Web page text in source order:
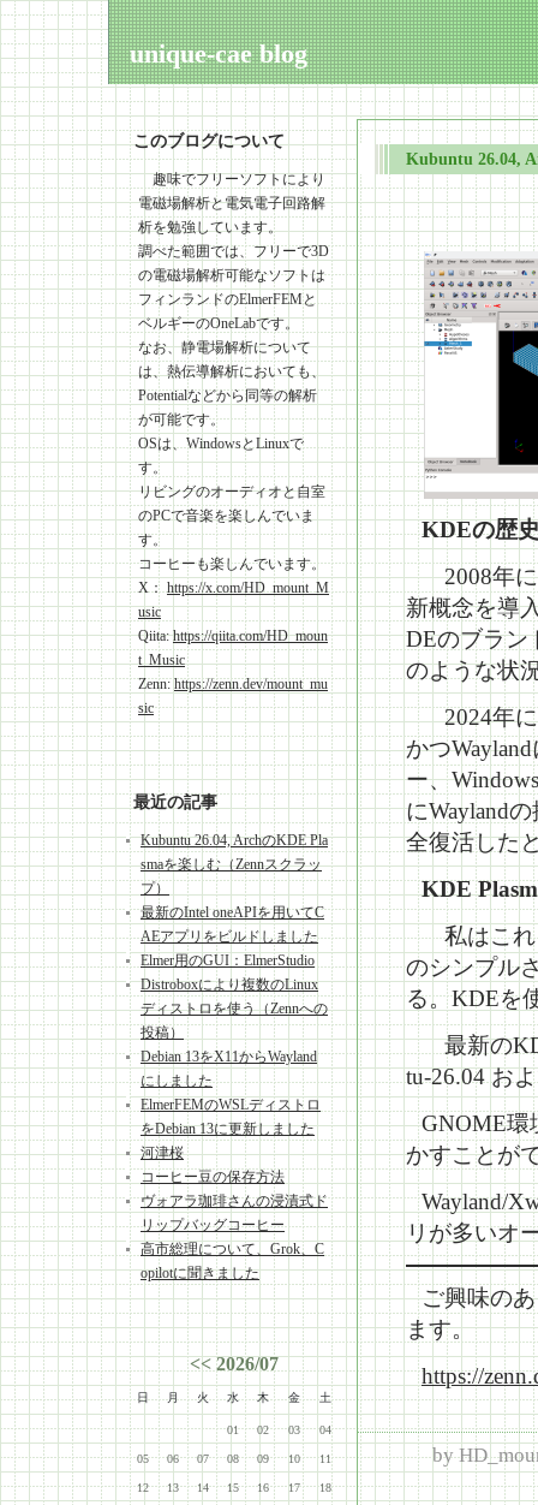
unique-cae blog
このブログについて
趣味でフリーソフトにより
電磁場解析と電気電子回路解
析を勉強しています。
調べた範囲では、フリーで3D
の電磁場解析可能なソフトは
フィンランドのElmerFEMと
ベルギーのOneLabです。
なお、静電場解析について
は、熱伝導解析においても、
Potentialなどから同等の解析
が可能です。
OSは、WindowsとLinuxで
す。
リビングのオーディオと自室
のPCで音楽を楽しんでいま
す。
コーヒーも楽しんでいます。
X：https://x.com/HD_mount_M
usic
Qiita:https://qiita.com/HD_moun
t_Music
Zenn:https://zenn.dev/mount_mu
sic
最近の記事
Kubuntu 26.04, ArchのKDE Pla
smaを楽しむ（Zennスクラッ
プ）
最新のIntel oneAPIを用いてC
AEアプリをビルドしました
Elmer用のGUI：ElmerStudio
Distroboxにより複数のLinux
ディストロを使う（Zennへの
投稿）
Debian 13をX11からWayland
にしました
ElmerFEMのWSLディストロ
をDebian 13に更新しました
河津桜
コーヒー豆の保存方法
ヴォアラ珈琲さんの浸漬式ド
リップバッグコーヒー
高市総理について、Grok、C
opilotに聞きました
<< 2026/07
日 月 火 水 木 金 土
01 02 03 04
05 06 07 08 09 10 11
12 13 14 15 16 17 18
Kubuntu 26.04,
KDEの歴
2008年に
新概念を導
DEのブラン
のような状
2024年に
かつ
ー、
にWayland
全復活した
KDE
私はこれ
のシンプル
る。KDEを
最新の
tu-26.04 お
GNOME環
かすことが
Wayland/
リが多いオ
ご興味の
ます。
https://
by